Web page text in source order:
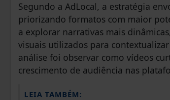
Segundo a AdLocal, a estratégia
priorizando formatos com maior
a explorar narrativas mais
visuais utilizados para
análise foi observar como vídeos
crescimento de audiência nas
LEIA TAMBÉM: